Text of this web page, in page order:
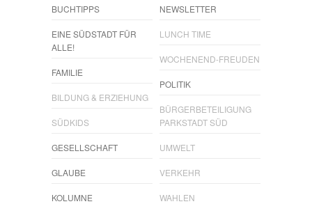
BUCHTIPPS
EINE SÜDSTADT FÜR
ALLE!
FAMILIE
BILDUNG & ERZIEHUNG
SÜDKIDS
GESELLSCHAFT
GLAUBE
KOLUMNE
NEWSLETTER
LUNCH TIME
WOCHENEND-FREUDEN
POLITIK
BÜRGERBETEILIGUNG
PARKSTADT SÜD
UMWELT
VERKEHR
WAHLEN